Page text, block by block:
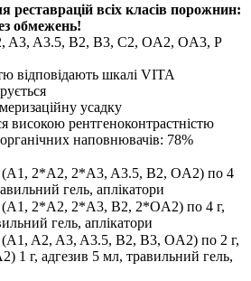
реставрацій всіх класів порожнин:
обмежень!
A3, A3.5, B2, B3, C2, OA2, OA3, Р
відповідають шкалі VITA
усадку
високою рентгеноконтрастністю
наповнювачів: 78%
2*A2, 2*A3, A3.5, B2, OA2) по 4
гель, аплікатори
2*A2, 2*A3, B2, 2*OA2) по 4 г,
гель, аплікатори
A2, A3, A3.5, B2, B3, OA2) по 2 г,
1 г, адгезив 5 мл, травильний гель,